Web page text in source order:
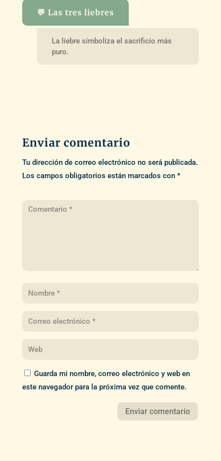
💬 Las tres liebres
La liebre simboliza el sacrificio más
puro.
Enviar comentario
Tu dirección de correo electrónico no será publicada.
Los campos obligatorios están marcados con *
Guarda mi nombre, correo electrónico y web en
este navegador para la próxima vez que comente.